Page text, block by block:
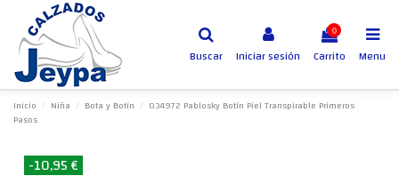
Buscar Iniciar sesión
0
Carrito Menu
Inicio Niña Bota y Botín
034972 Pablosky Botín Piel Transpirable Primeros
Pasos
-10,95 €